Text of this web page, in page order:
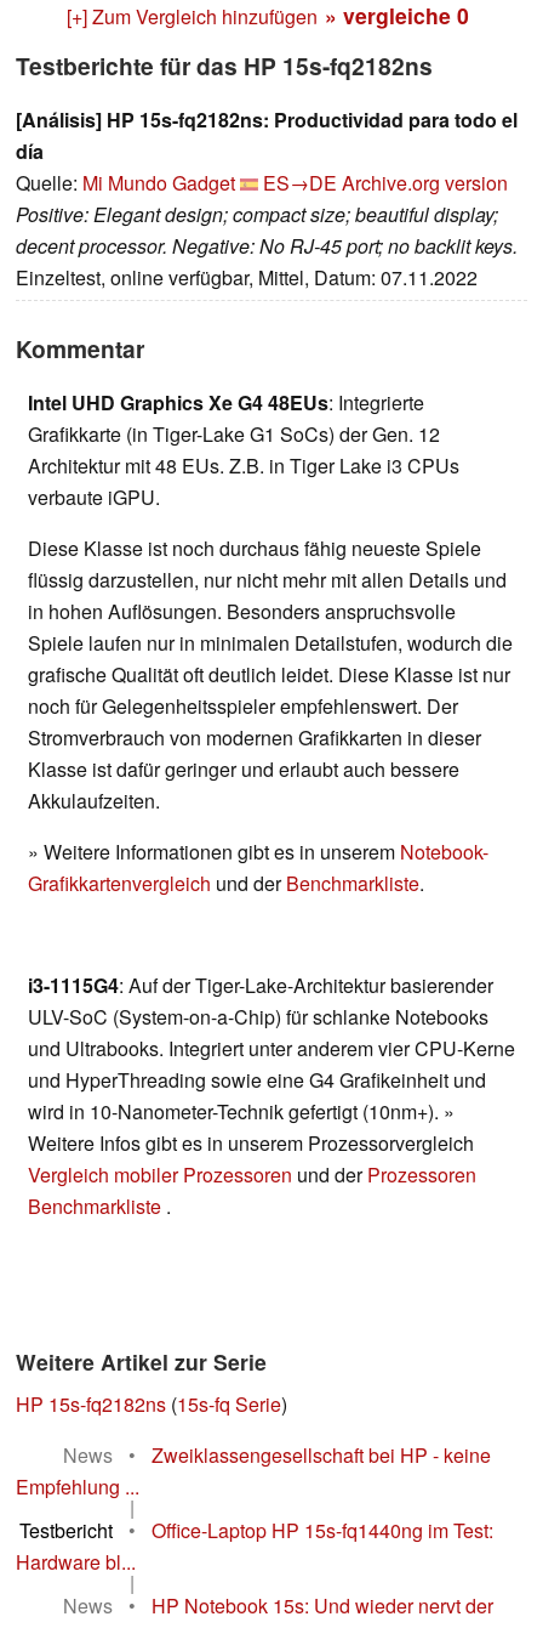
[+] Zum Vergleich hinzufügen » vergleiche 0
Testberichte für das HP 15s-fq2182ns
[Análisis] HP 15s-fq2182ns: Productividad para todo el
día
Quelle: Mi Mundo Gadget ES→DE Archive.org version
Positive: Elegant design; compact size; beautiful display;
decent processor. Negative: No RJ-45 port; no backlit keys.
Einzeltest, online verfügbar, Mittel, Datum: 07.11.2022
Kommentar
Intel UHD Graphics Xe G4 48EUs: Integrierte
Grafikkarte (in Tiger-Lake G1 SoCs) der Gen. 12
Architektur mit 48 EUs. Z.B. in Tiger Lake i3 CPUs
verbaute iGPU.
Diese Klasse ist noch durchaus fähig neueste Spiele
flüssig darzustellen, nur nicht mehr mit allen Details und
in hohen Auflösungen. Besonders anspruchsvolle
Spiele laufen nur in minimalen Detailstufen, wodurch die
grafische Qualität oft deutlich leidet. Diese Klasse ist nur
noch für Gelegenheitsspieler empfehlenswert. Der
Stromverbrauch von modernen Grafikkarten in dieser
Klasse ist dafür geringer und erlaubt auch bessere
Akkulaufzeiten.
» Weitere Informationen gibt es in unserem Notebook-
Grafikkartenvergleich und derBenchmarkliste.
i3-1115G4: Auf der Tiger-Lake-Architektur basierender
ULV-SoC (System-on-a-Chip) für schlanke Notebooks
und Ultrabooks. Integriert unter anderem vier CPU-Kerne
und HyperThreading sowie eine G4 Grafikeinheit und
wird in 10-Nanometer-Technik gefertigt (10nm+). »
Weitere Infos gibt es in unserem Prozessorvergleich
Vergleich mobiler Prozessoren und derProzessoren
Benchmarkliste .
Weitere Artikel zur Serie
HP 15s-fq2182ns (15s-fq Serie)
News
•
Zweiklassengesellschaft bei HP - keine
Empfehlung ...
|
Testbericht
•
Office-Laptop HP 15s-fq1440ng im Test:
Hardware bl...
|
News
•
HP Notebook 15s: Und wieder nervt der